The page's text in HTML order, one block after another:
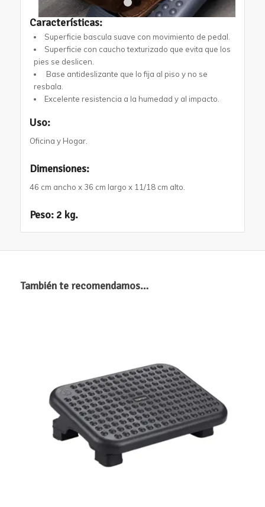
1 2
Características:
Superficie bascula suave con movimiento de pedal.
Superficie con caucho texturizado que evita que los
pies se deslicen.
Base antideslizante que lo fija al piso y no se
resbala.
Excelente resistencia a la humedad y al impacto.
Uso:
Oficina y Hogar.
Dimensiones:
46 cm ancho x 36 cm largo x 11/18 cm alto.
Peso:2 kg.
También te recomendamos…